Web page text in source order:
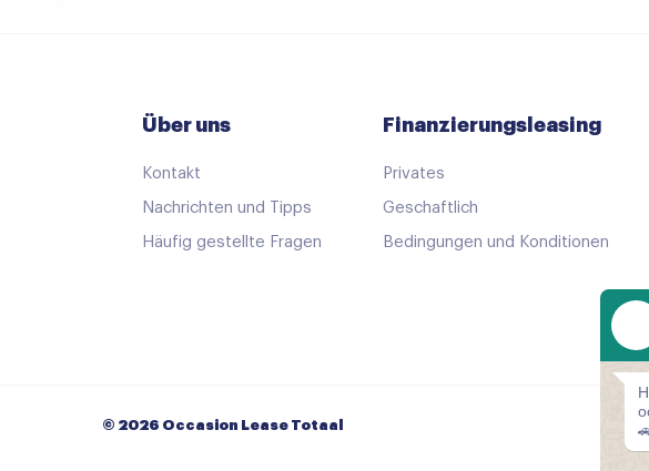
Über uns
Kontakt
Nachrichten und Tipps
Häufig gestellte Fragen
Finanzierungsleasing
Privates
Geschaftlich
Bedingungen und Konditionen
© 2026 Occasion Lease Totaal